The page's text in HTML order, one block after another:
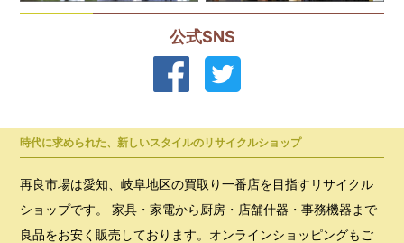
公式SNS
時代に求められた、新しいスタイルのリサイクルショップ
再良市場は愛知、岐阜地区の買取り一番店を目指すリサイクル
ショップです。 家具・家電から厨房・店舗什器・事務機器まで
良品をお安く販売しております。オンラインショッピングもご